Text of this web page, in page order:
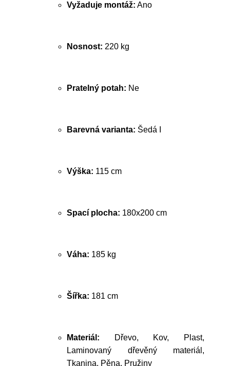
Vyžaduje montáž: Ano
Nosnost: 220 kg
Pratelný potah: Ne
Barevná varianta: Šedá I
Výška: 115 cm
Spací plocha: 180x200 cm
Váha: 185 kg
Šířka: 181 cm
Materiál: Dřevo, Kov, Plast,
Laminovaný dřevěný materiál,
Tkanina, Pěna, Pružiny